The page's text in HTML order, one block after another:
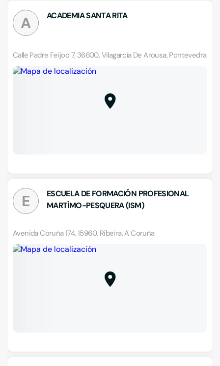
A ACADEMIA SANTA RITA
Calle Padre Feijoo 7, 36600, Vilagarcía De Arousa, Pontevedra
E
ESCUELA DE FORMACIÓN PROFESIONAL
MARTÍMO-PESQUERA (ISM)
Avenida Coruña 174, 15960, Ribeira, A Coruña